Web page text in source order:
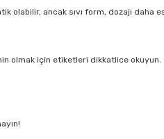
olabilir, ancak sıvı form, dozajı daha
olmak için etiketleri dikkatlice okuyun.